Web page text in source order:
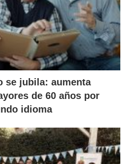
se jubila: aumenta
de 60 años por
idioma